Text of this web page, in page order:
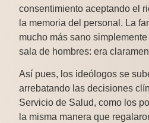
consentimiento aceptando el
la memoria del personal. La
mucho más sano
sala de hombres: era
Así pues, los ideólogos se
arrebatando las decisiones
Servicio de Salud, como los
la misma manera que